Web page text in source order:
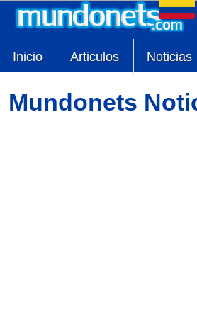
Inicio Articulos Noticias
Mundonets